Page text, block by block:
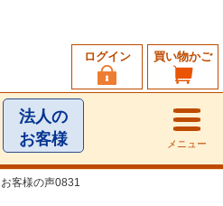
買い物かご
ログイン
法人の
お客様
メニュー
お客様の声0831